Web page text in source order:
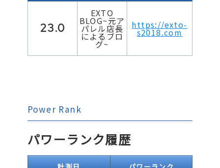
23.0
EXTO
BLOG~元ア
パレル店長
によるブロ
グ~
https://exto-
s2018.com
Power Rank
パワーランク履歴